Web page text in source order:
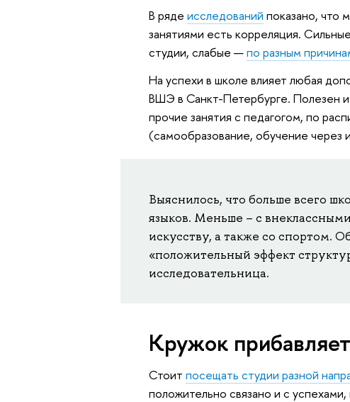
В ряде исследований показано, что
занятиями есть корреляция.
студии, слабые —по разным
На успехи в школе влияет любая
ВШЭ в Санкт-Петербурге. Полезен и
прочие занятия с педагогом, по
(самообразование, обучение через
Выяснилось, что больше всего
языков. Меньше – с
искусству, а также со спортом.
«положительный эффект
исследовательница.
Кружок
Стоит посещать студии разной
положительно связано и с